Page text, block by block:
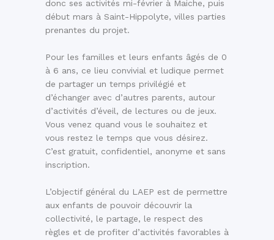
donc ses activités mi-février à Maiche, puis
début mars à Saint-Hippolyte, villes parties
prenantes du projet.
Pour les familles et leurs enfants âgés de 0
à 6 ans, ce lieu convivial et ludique permet
de partager un temps privilégié et
d’échanger avec d’autres parents, autour
d’activités d’éveil, de lectures ou de jeux.
Vous venez quand vous le souhaitez et
vous restez le temps que vous désirez.
C’est gratuit, confidentiel, anonyme et sans
inscription.
L’objectif général du LAEP est de permettre
aux enfants de pouvoir découvrir la
collectivité, le partage, le respect des
règles et de profiter d’activités favorables à